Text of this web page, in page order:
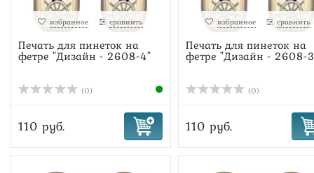
избранное сравнить
Печать для пинеток на
фетре "Дизайн - 2608-4"
(0)
110 руб.
избранное сравнить
Печать для пинеток на
фетре "Дизайн - 2608-
(0)
110 руб.